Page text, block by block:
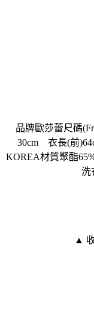
品牌歐莎蕾尺碼
30cm 衣長(前
KOREA材質聚酯
洗
▲